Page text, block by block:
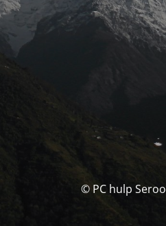
© PC hulp